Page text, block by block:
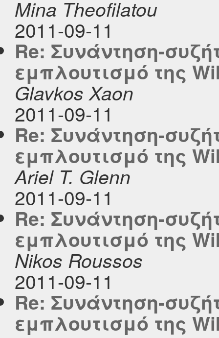
Mina Theofilatou
2011-09-11
Re: Συνάντηση-
εμπλουτισμό της
Glavkos Xaon
2011-09-11
Re: Συνάντηση-
εμπλουτισμό της
Ariel T. Glenn
2011-09-11
Re: Συνάντηση-
εμπλουτισμό της
Nikos Roussos
2011-09-11
Re: Συνάντηση-
εμπλουτισμό της